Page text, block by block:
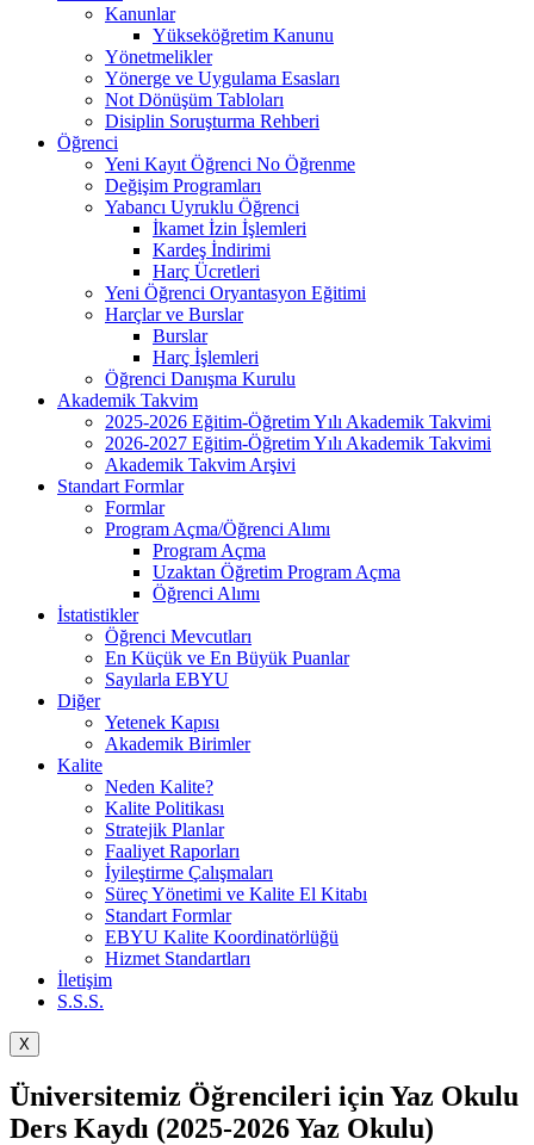
Kanunlar
Yükseköğretim Kanunu
Yönetmelikler
Yönerge ve Uygulama Esasları
Not Dönüşüm Tabloları
Disiplin Soruşturma Rehberi
Öğrenci
Yeni Kayıt Öğrenci No Öğrenme
Değişim Programları
Yabancı Uyruklu Öğrenci
İkamet İzin İşlemleri
Kardeş İndirimi
Harç Ücretleri
Yeni Öğrenci Oryantasyon Eğitimi
Harçlar ve Burslar
Burslar
Harç İşlemleri
Öğrenci Danışma Kurulu
Akademik Takvim
2025-2026 Eğitim-Öğretim Yılı Akademik Takvimi
2026-2027 Eğitim-Öğretim Yılı Akademik Takvimi
Akademik Takvim Arşivi
Standart Formlar
Formlar
Program Açma/Öğrenci Alımı
Program Açma
Uzaktan Öğretim Program Açma
Öğrenci Alımı
İstatistikler
Öğrenci Mevcutları
En Küçük ve En Büyük Puanlar
Sayılarla EBYU
Diğer
Yetenek Kapısı
Akademik Birimler
Kalite
Neden Kalite?
Kalite Politikası
Stratejik Planlar
Faaliyet Raporları
İyileştirme Çalışmaları
Süreç Yönetimi ve Kalite El Kitabı
Standart Formlar
EBYU Kalite Koordinatörlüğü
Hizmet Standartları
İletişim
S.S.S.
X
Üniversitemiz Öğrencileri için Yaz Okulu
Ders Kaydı (2025-2026 Yaz Okulu)